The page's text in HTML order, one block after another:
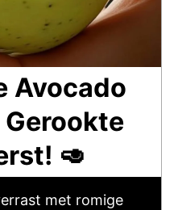
Avocado
🥑
met romige